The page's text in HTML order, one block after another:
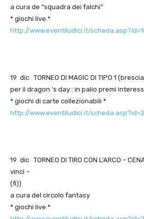
a cura de “squadra dei falchi”
* giochi live *
http://www.eventiludici.it/
19 dic TORNEO DI MAGIC DI TIPO 1
per il dragon ‘s day : in palio premi
* giochi di carte collezionabili *
http://www.eventiludici.it/
19 dic TORNEO DI TIRO CON L’ARCO –
vinci –
(fi))
a cura del circolo fantasy
* giochi live *